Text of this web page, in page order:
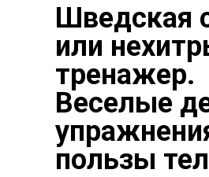
Шведская стенка
или
тренажер.
Веселые
пользы